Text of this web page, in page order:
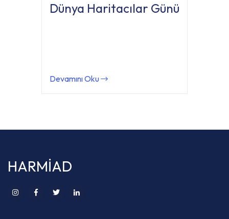
Dünya Haritacılar Günü
Devamını Oku
HARMİAD